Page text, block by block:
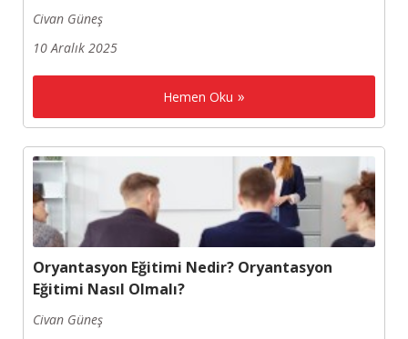
Civan Güneş
10 Aralık 2025
Hemen Oku
Oryantasyon Eğitimi Nedir? Oryantasyon
Eğitimi Nasıl Olmalı?
Civan Güneş